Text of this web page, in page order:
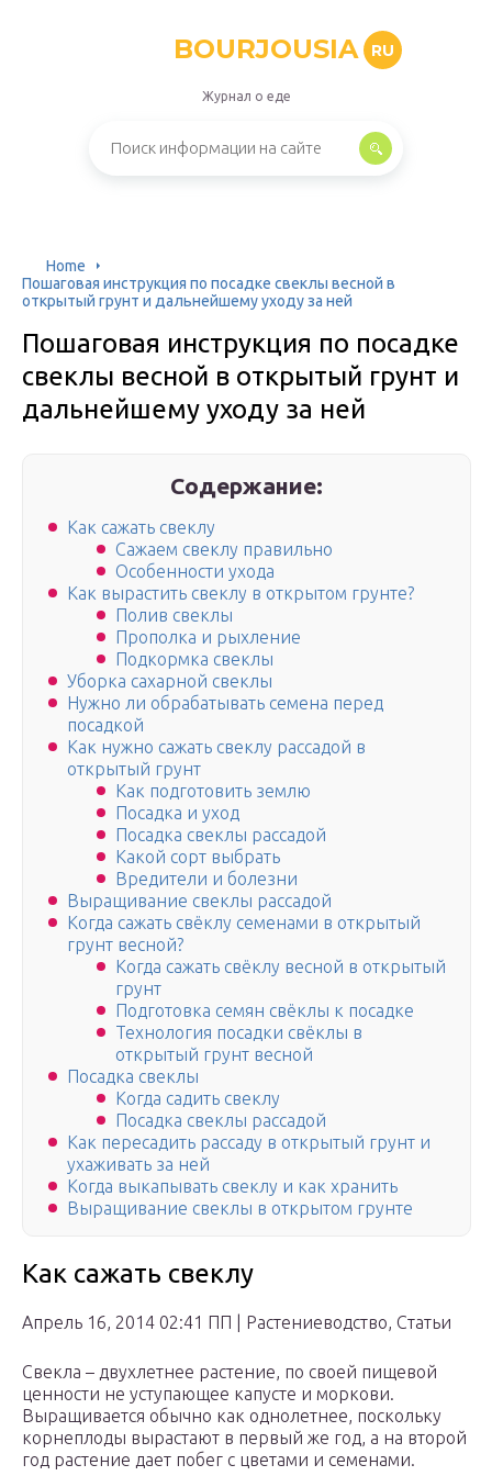
BOURJOUSIA RU
Журнал о еде
Home
Пошаговая инструкция по посадке свеклы весной в
открытый грунт и дальнейшему уходу за ней
Пошаговая инструкция по посадке
свеклы весной в открытый грунт и
дальнейшему уходу за ней
Содержание:
Как сажать свеклу
Сажаем свеклу правильно
Особенности ухода
Как вырастить свеклу в открытом грунте?
Полив свеклы
Прополка и рыхление
Подкормка свеклы
Уборка сахарной свеклы
Нужно ли обрабатывать семена перед
посадкой
Как нужно сажать свеклу рассадой в
открытый грунт
Как подготовить землю
Посадка и уход
Посадка свеклы рассадой
Какой сорт выбрать
Вредители и болезни
Выращивание свеклы рассадой
Когда сажать свёклу семенами в открытый
грунт весной?
Когда сажать свёклу весной в открытый
грунт
Подготовка семян свёклы к посадке
Технология посадки свёклы в
открытый грунт весной
Посадка свеклы
Когда садить свеклу
Посадка свеклы рассадой
Как пересадить рассаду в открытый грунт и
ухаживать за ней
Когда выкапывать свеклу и как хранить
Выращивание свеклы в открытом грунте
Как сажать свеклу
Апрель 16, 2014 02:41 ПП | Растениеводство, Статьи
Свекла – двухлетнее растение, по своей пищевой
ценности не уступающее капусте и моркови.
Выращивается обычно как однолетнее, поскольку
корнеплоды вырастают в первый же год, а на второй
год растение дает побег с цветами и семенами.